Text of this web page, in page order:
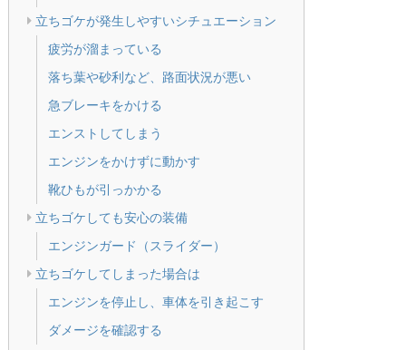
立ちゴケが発生しやすいシチュエーション
疲労が溜まっている
落ち葉や砂利など、路面状況が悪い
急ブレーキをかける
エンストしてしまう
エンジンをかけずに動かす
靴ひもが引っかかる
立ちゴケしても安心の装備
エンジンガード（スライダー）
立ちゴケしてしまった場合は
エンジンを停止し、車体を引き起こす
ダメージを確認する